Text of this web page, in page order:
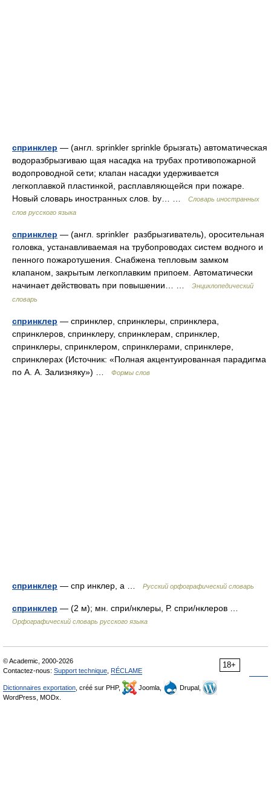
спринклер — (англ. sprinkler sprinkle брызгать) автоматическая
водоразбрызгиваю щая насадка на трубах противопожарной
водопроводной сети; клапан насадки удерживается
легкоплавкой пластинкой, расплавляющейся при пожаре.
Новый словарь иностранных слов. by… …
Словарь иностранных
слов русского языка
спринклер — (англ. sprinkler разбрызгиватель), оросительная
головка, устанавливаемая на трубопроводах систем водного и
пенного пожаротушения. Снабжена тепловым замком
клапаном, закрытым легкоплавким припоем. Автоматически
начинает действовать при повышении… …
Энциклопедический
словарь
спринклер — спринклер, спринклеры, спринклера,
спринклеров, спринклеру, спринклерам, спринклер,
спринклеры, спринклером, спринклерами, спринклере,
спринклерах (Источник: «Полная акцентуированная парадигма
по А. А. Зализняку») …
Формы слов
спринклер — спр инклер, а … Русский орфографический словарь
спринклер — (2 м); мн. спри/нклеры, Р. спри/нклеров …
Орфографический словарь русского языка
18+
© Academic, 2000-2026
Contactez-nous: Support technique RÉCLAME
Dictionnaires exportation , créé sur PHP, Joomla,
Drupal,
WordPress, MODx.